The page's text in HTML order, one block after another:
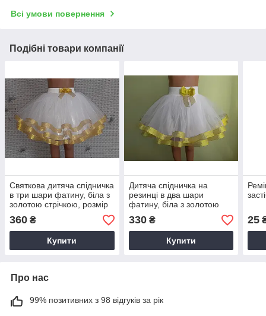
Всі умови повернення
Подібні товари компанії
Святкова дитяча спідничка
в три шари фатину, біла з
золотою стрічкою, розмір
98-104
360 ₴
Купити
Дитяча спідничка на
резинці в два шари
фатину, біла з золотою
стрічкою, розмір 98-104
330₴
Купити
25
Про нас
99% позитивних з 98 відгуків за рік